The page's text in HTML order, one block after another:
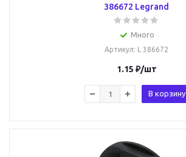
386672 Legrand
Много
Артикул: L 386672
1.15 ₽/шт
В корзину